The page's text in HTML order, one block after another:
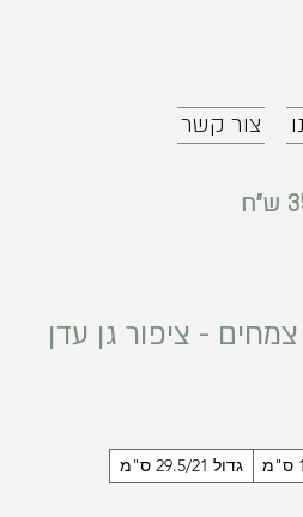
צור קשר
צמחים - ציפור גן עדן
גדול 29.5/21 ס"מ